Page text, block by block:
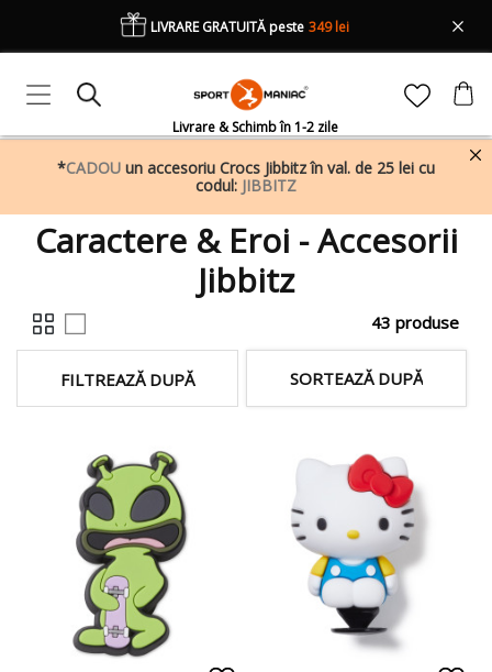
Livrare & Schimb în 1-2 zile
LIVRARE GRATUITĂ peste 349 lei
*CADOU un accesoriu Crocs Jibbitz în val. de 25 lei cu
codul: JIBBITZ
Caractere & Eroi - Accesorii
Jibbitz
43 produse
SORTEAZĂ DUPĂ
FILTREAZĂ DUPĂ